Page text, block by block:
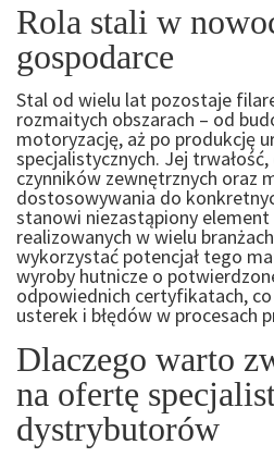
Rola stali w
gospodarce
Stal od wielu lat pozostaje
rozmaitych obszarach – od
motoryzację, aż po produkcję
specjalistycznych. Jej
czynników zewnętrznych oraz
dostosowywania do
stanowi niezastąpiony
realizowanych w wielu
wykorzystać potencjał tego
wyroby hutnicze o
odpowiednich certyfikatach,
usterek i błędów w procesach
Dlaczego warto
na ofertę
dystrybutorów